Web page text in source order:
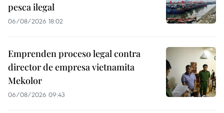
pesca ilegal
06/08/2026 18:02
Emprenden proceso legal contra
director de empresa vietnamita
Mekolor
06/08/2026 09:43